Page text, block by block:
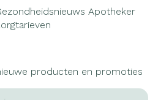
Apotheker
producten en promoties